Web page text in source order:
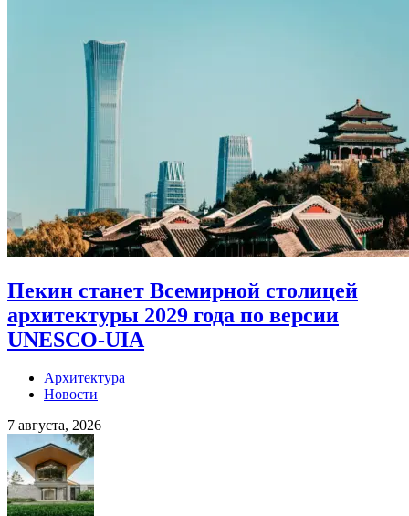
Пекин станет Всемирной столицей
архитектуры 2029 года по версии
UNESCO-UIA
Архитектура
Новости
7 августа, 2026